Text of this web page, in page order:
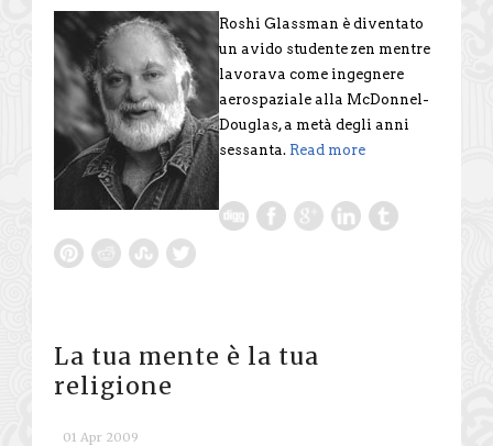
Roshi Glassman è diventato
un avido studente zen mentre
lavorava come ingegnere
aerospaziale alla McDonnel-
Douglas, a metà degli anni
sessanta. Read more
La tua mente è la tua
religione
01 Apr 2009